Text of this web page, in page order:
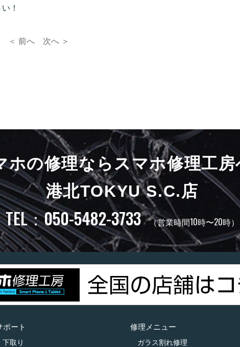
！
＜ 前へ 次へ ＞
ホの修理ならスマホ修理工房
港北TOKYU S.C.店
TEL：050-5482-3733 （営業時間10時〜20時）
ポート
下取り
修理メニュー
ガラス割れ修理